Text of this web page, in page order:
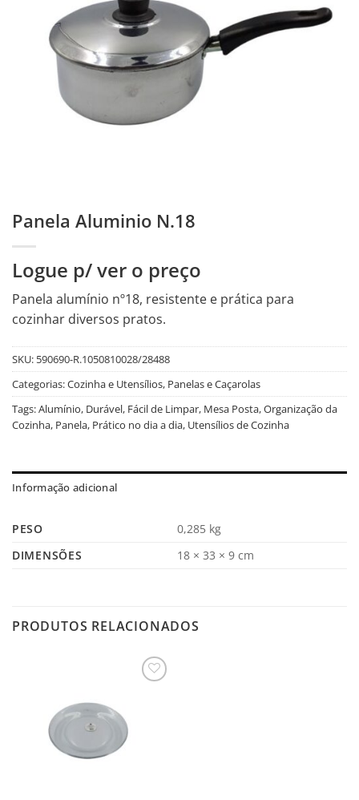
Panela Aluminio N.18
Logue p/ ver o preço
Panela alumínio nº18, resistente e prática para
cozinhar diversos pratos.
SKU: 590690-R.1050810028/28488
Categorias:Cozinha e Utensílios, Panelas e Caçarolas
Tags:Alumínio, Durável, Fácil de Limpar, Mesa Posta,Organização da
Cozinha, Panela, Prático no dia a dia, Utensílios de Cozinha
Informação adicional
PESO
0,285 kg
DIMENSÕES
18 × 33 × 9 cm
PRODUTOS RELACIONADOS